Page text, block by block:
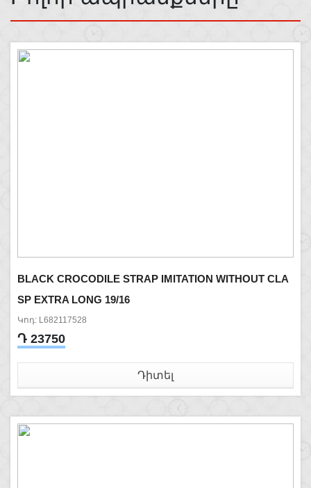
STRAP
BLACK CROCODILE STRAP IMITATION WITHOUT CLA
SP EXTRA LONG 19/16
Կոդ: L682117528
Դ 23750
Դիտել